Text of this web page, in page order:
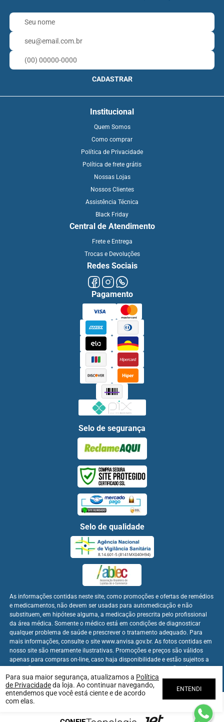
Para sua maior segurança, atualizamos a Política
de Privacidadeda loja. Ao continuar navegando,
entendemos que você está ciente e de acordo
com elas.
ENTENDI
CADASTRAR
Institucional
Quem Somos
Como comprar
Política de Privacidade
Política de frete grátis
Nossas Lojas
Nossos Clientes
Assistência Técnica
Black Friday
Central de Atendimento
Frete e Entrega
Trocas e Devoluções
Redes Sociais
Pagamento
Selo de segurança
Selo de qualidade
As informações contidas neste site, como promoções e ofertas de remédios
e medicamentos, não devem ser usadas para automedicação e não
substituem, em hipótese alguma, a medicação prescrita pelo profissional
da área médica. Somente o médico está em condições de diagnosticar
qualquer problema de saúde e prescrever o tratamento adequado. Para
mais informações, consulte o site www.anvisa.gov.br. As fotos contidas em
nosso site são meramente ilustrativas. Promoções e preços são válidos
apenas para compras on-line, caso haja disponibilidade e estão sujeitos a
alterações no decorrer do dia. Os preços publicados no site são válidos
apenas para compras on-line.
Farmabem Distribuidora - CNPJ: 22.094.397/0001-60